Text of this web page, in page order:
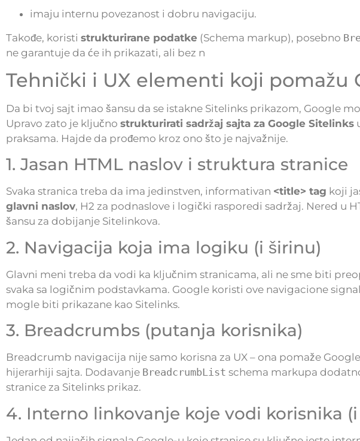
imaju internu povezanost i dobru navigaciju.
Takođe, koristi strukturirane podatke (Schema markup), posebno
ne garantuje da će ih prikazati, ali bez n
Tehnički i UX elementi koji pomažu
Da bi tvoj sajt imao šansu da se istakne Sitelinks prikazom, Google
Upravo zato je ključno strukturirati sadržaj sajta za Google Sitelinks
praksama. Hajde da prođemo kroz ono što je najvažnije.
1. Jasan HTML naslov i struktura stranice
Svaka stranica treba da ima jedinstven, informativan <title> tag koji
glavni naslov, H2 za podnaslove i logički rasporedi sadržaj. Nered u
šansu za dobijanje Sitelinkova.
2. Navigacija koja ima logiku (i širinu)
Glavni meni treba da vodi ka ključnim stranicama, ali ne sme biti
svaka sa logičnim podstavkama. Google koristi ove navigacione
mogle biti prikazane kao Sitelinks.
3. Breadcrumbs (putanja korisnika)
Breadcrumb navigacija nije samo korisna za UX – ona pomaže
hijerarhiji sajta. Dodavanje BreadcrumbList schema markupa
stranice za Sitelinks prikaz.
4. Interno linkovanje koje vodi korisnika (i